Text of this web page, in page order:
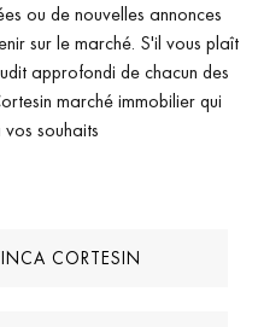
ou de nouvelles annonces
sur le marché. S'il vous plaît
approfondi de chacun des
marché immobilier qui
souhaits
CORTESIN